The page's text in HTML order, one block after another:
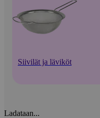
Siivilät ja läviköt
Ladataan...